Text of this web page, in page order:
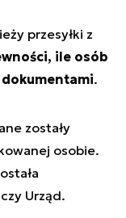
przesyłki z
ile osób
dokumentami.
zostały
osobie.
Urząd.